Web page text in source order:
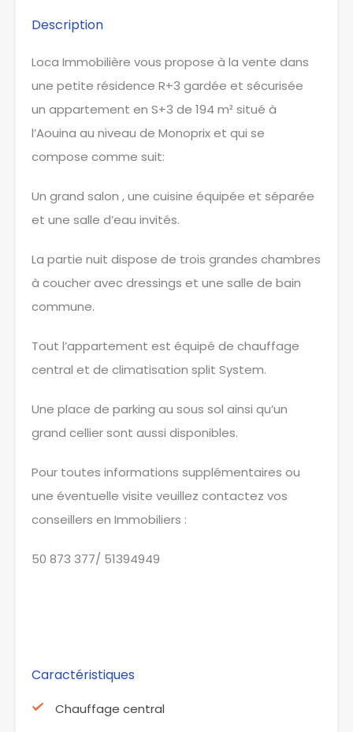
Description
Loca Immobilière vous propose à la vente dans
une petite résidence R+3 gardée et sécurisée
un appartement en S+3 de 194 m² situé à
l’Aouina au niveau de Monoprix et qui se
compose comme suit:
Un grand salon , une cuisine équipée et séparée
et une salle d’eau invités.
La partie nuit dispose de trois grandes chambres
à coucher avec dressings et une salle de bain
commune.
Tout l’appartement est équipé de chauffage
central et de climatisation split System.
Une place de parking au sous sol ainsi qu’un
grand cellier sont aussi disponibles.
Pour toutes informations supplémentaires ou
une éventuelle visite veuillez contactez vos
conseillers en Immobiliers :
50 873 377/ 51394949
Caractéristiques
Chauffage central